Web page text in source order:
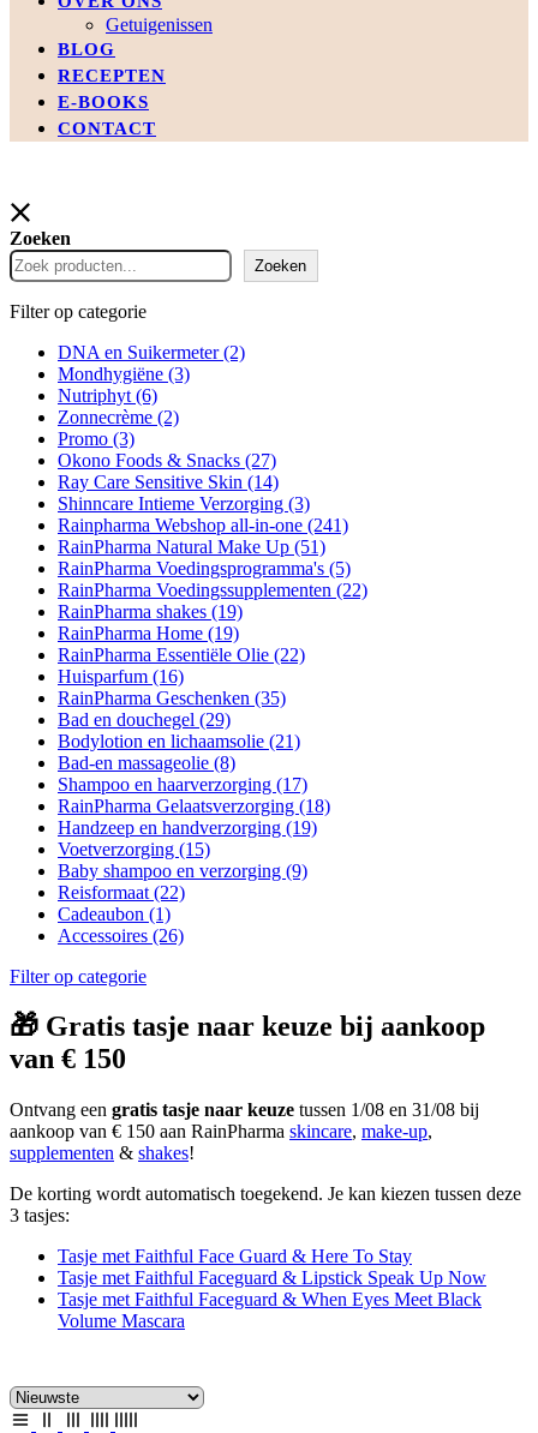
Getuigenissen
BLOG
RECEPTEN
E-BOOKS
CONTACT
Zoeken
Zoeken
Filter op categorie
DNA en Suikermeter(2)
Mondhygiëne (3)
Nutriphyt (6)
Zonnecrème (2)
Promo (3)
Okono Foods & Snacks (27)
Ray Care Sensitive Skin (14)
Shinncare Intieme Verzorging (3)
Rainpharma Webshop all-in-one (241)
RainPharma Natural Make Up (51)
RainPharma Voedingsprogramma's (5)
RainPharma Voedingssupplementen (22)
RainPharma shakes (19)
RainPharma Home (19)
RainPharma Essentiële Olie (22)
Huisparfum (16)
RainPharma Geschenken (35)
Bad en douchegel (29)
Bodylotion en lichaamsolie (21)
Bad-en massageolie (8)
Shampoo en haarverzorging (17)
RainPharma Gelaatsverzorging (18)
Handzeep en handverzorging (19)
Voetverzorging (15)
Baby shampoo en verzorging (9)
Reisformaat (22)
Cadeaubon (1)
Accessoires (26)
Filter op categorie
🎁 Gratis tasje naar keuze bij aankoop
van € 150
Ontvang een gratis tasje naar keuze tussen 1/08 en 31/08 bij
aankoop van € 150 aan RainPharma skincare, make-up,
supplementen & shakes!
De korting wordt automatisch toegekend. Je kan kiezen tussen deze
3 tasjes:
Tasje met Faithful Face Guard & Here To Stay
Tasje met Faithful Faceguard & Lipstick Speak Up Now
Tasje met Faithful Faceguard & When Eyes Meet Black
Volume Mascara